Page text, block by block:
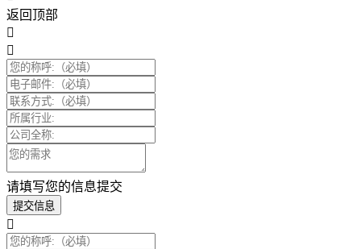
返回顶部
请填写您的信息提交
提交信息